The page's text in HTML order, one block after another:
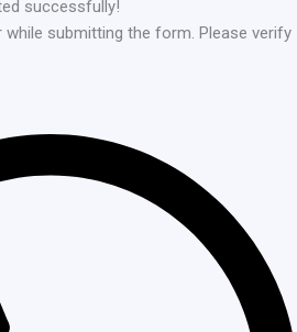
successfully!
submitting the form. Please verify